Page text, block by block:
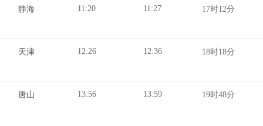
静海 11:20 11:27 17时12分
天津 12:26 12:36 18时18分
唐山 13:56 13:59 19时48分